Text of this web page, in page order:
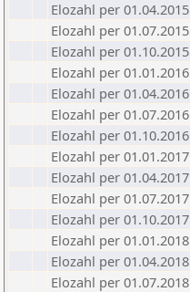
Elozahl per 01.04.2015
Elozahl per 01.07.2015
Elozahl per 01.10.2015
Elozahl per 01.01.2016
Elozahl per 01.04.2016
Elozahl per 01.07.2016
Elozahl per 01.10.2016
Elozahl per 01.01.2017
Elozahl per 01.04.2017
Elozahl per 01.07.2017
Elozahl per 01.10.2017
Elozahl per 01.01.2018
Elozahl per 01.04.2018
Elozahl per 01.07.2018